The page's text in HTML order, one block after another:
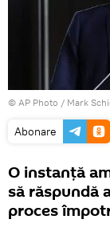
© AP Photo / Mark
Abonare
O instanță
să răspundă
proces